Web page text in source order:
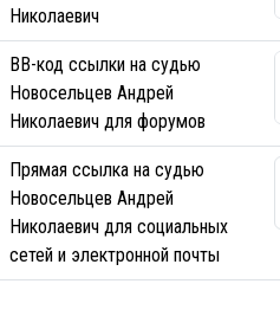
Николаевич
BB-код ссылки на судью
Новосельцев Андрей
Николаевич для форумов
Прямая ссылка на судью
Новосельцев Андрей
Николаевич для социальных
сетей и электронной почты